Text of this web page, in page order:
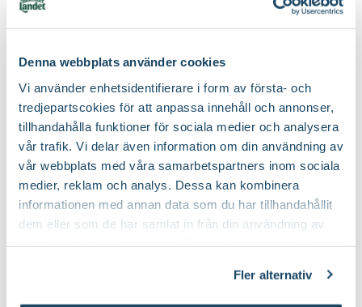
Denna webbplats använder cookies
Vi använder enhetsidentifierare i form av första- och
tredjepartscokies för att anpassa innehåll och annonser,
tillhandahålla funktioner för sociala medier och analysera
vår trafik. Vi delar även information om din användning av
vår webbplats med våra samarbetspartners inom sociala
medier, reklam och analys. Dessa kan kombinera
informationen med annan data som du har tillhandahållit
dem eller som de har samlat in från din användning av
Fler alternativ
Vintergrön:
Jordprodukter: Planteringsjord och trädgårdsjord
Växtsätt:
Brett och yvigt, brett upprättväxande och
storvuxet
Beskärningstid:
Juli-september (JAS-perioden) och på
vårvintern
Beskärningssätt: Gallra ut äldre grenar på olika höjder